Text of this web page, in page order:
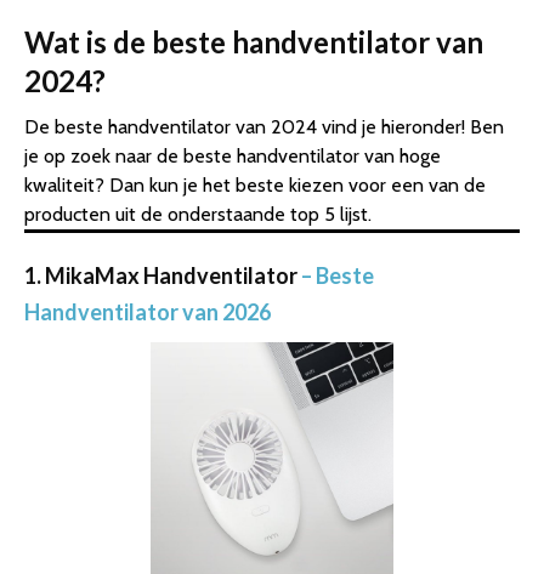
Wat is de beste handventilator van
2024?
De beste handventilator van 2024 vind je hieronder! Ben
je op zoek naar de beste handventilator van hoge
kwaliteit? Dan kun je het beste kiezen voor een van de
producten uit de onderstaande top 5 lijst.
1. MikaMax Handventilator– Beste
Handventilator van 2026